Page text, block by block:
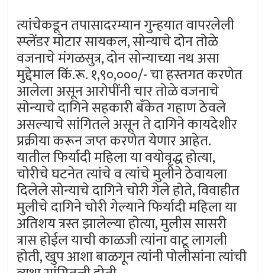
त्यांचेकडून तपासादरम्यान गुन्हयात वापरलेली
स्प्लेंडर मोटार सायकल, सोन्याचे दोन तोळे
वजनाचे मंगळसुत्र, दोन सोन्याच्या नथ असा
मुद्देमाल किं.रू. १,९०,०००/- चा हस्तगत करणेत
आलेला असून आरोपींनी चार तोळे वजनाचे
सोन्याचे दागिने सहकारी बँकेत गहाण ठेवले
असल्याचे सांगितले असून ते दागिने कायदेशीर
प्रक्रीया करून जप्त करणेत येणार आहेत.
यातील फिर्यादी महिला या वयोवृद्ध होत्या,
चोरीचे घटनेत त्यांचे व त्यांचे मुलीने ठेवायला
दिलेले सोन्याचे दागिने चोरी गेले होते, विवाहीत
मुलीचे दागिने चोरी गेल्याने फिर्यादी महिला या
अतिशय त्रस्त झालेल्या होत्या, मुलीस सासरी
त्रास होईल याची काळजी त्यांना वाटू लागली
होती, खुप आशा बाळगून त्यांनी पोलीसांना त्यांची